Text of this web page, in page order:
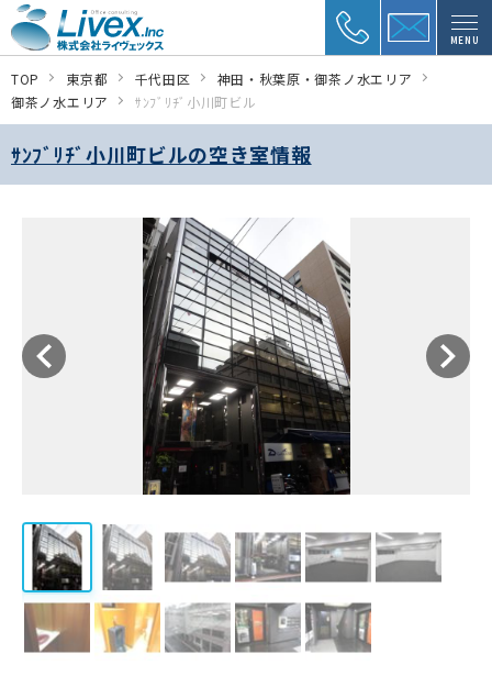
MENU
TOP 東京都 千代田区
神田・秋葉原・御茶ノ水エリア
御茶ノ水エリア
ｻﾝﾌﾞﾘﾁﾞ小川町ビル
ｻﾝﾌﾞﾘﾁﾞ小川町ビルの空き室情報